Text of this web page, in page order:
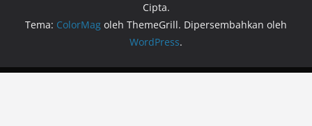
Cipta.
Tema: ColorMag oleh ThemeGrill. Dipersembahkan oleh
WordPress.